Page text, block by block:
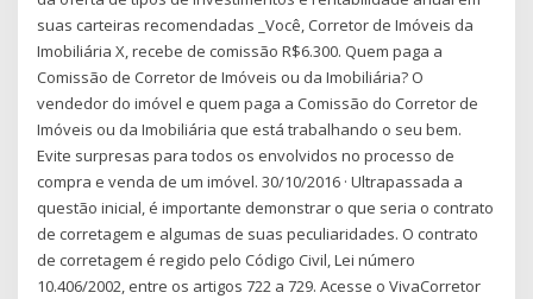
suas carteiras recomendadas _Você, Corretor de Imóveis da
Imobiliária X, recebe de comissão R$6.300. Quem paga a
Comissão de Corretor de Imóveis ou da Imobiliária? O
vendedor do imóvel e quem paga a Comissão do Corretor de
Imóveis ou da Imobiliária que está trabalhando o seu bem.
Evite surpresas para todos os envolvidos no processo de
compra e venda de um imóvel. 30/10/2016 · Ultrapassada a
questão inicial, é importante demonstrar o que seria o contrato
de corretagem e algumas de suas peculiaridades. O contrato
de corretagem é regido pelo Código Civil, Lei número
10.406/2002, entre os artigos 722 a 729. Acesse o VivaCorretor